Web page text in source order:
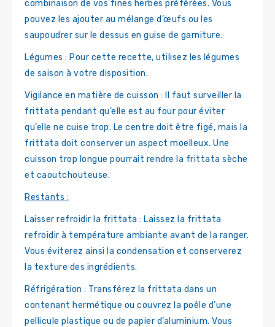
combinaison de vos fines herbes préférées. Vous
pouvez les ajouter au mélange d’œufs ou les
saupoudrer sur le dessus en guise de garniture.
Légumes : Pour cette recette, utilisez les légumes
de saison à votre disposition.
Vigilance en matière de cuisson : Il faut surveiller la
frittata pendant qu’elle est au four pour éviter
qu’elle ne cuise trop. Le centre doit être figé, mais la
frittata doit conserver un aspect moelleux. Une
cuisson trop longue pourrait rendre la frittata sèche
et caoutchouteuse.
Restants :
Laisser refroidir la frittata : Laissez la frittata
refroidir à température ambiante avant de la ranger.
Vous éviterez ainsi la condensation et conserverez
la texture des ingrédients.
Réfrigération : Transférez la frittata dans un
contenant hermétique ou couvrez la poêle d’une
pellicule plastique ou de papier d’aluminium. Vous